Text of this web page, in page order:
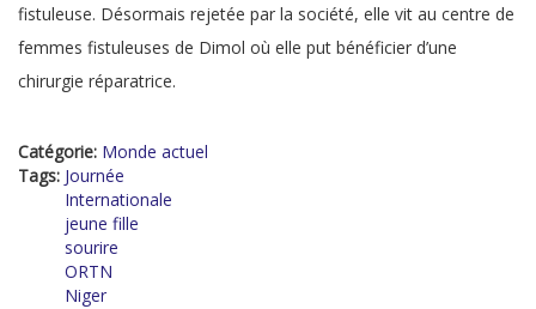
fistuleuse. Désormais rejetée par la société, elle vit au centre de
femmes fistuleuses de Dimol où elle put bénéficier d’une
chirurgie réparatrice.
Catégorie: Monde actuel
Tags: Journée
Internationale
jeune fille
sourire
ORTN
Niger